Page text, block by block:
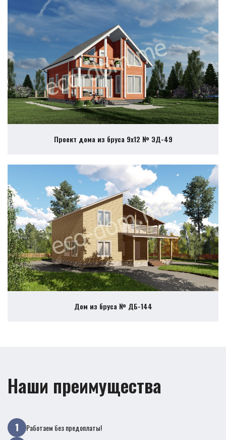
Проект дома из бруса 9х12 № ЭД-49
Дом из бруса № ДБ-144
Наши преимущества
Работаем без предоплаты!